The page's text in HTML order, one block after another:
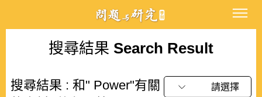
搜尋結果 Search Result
搜尋結果 : 和" Power"有關
請選擇